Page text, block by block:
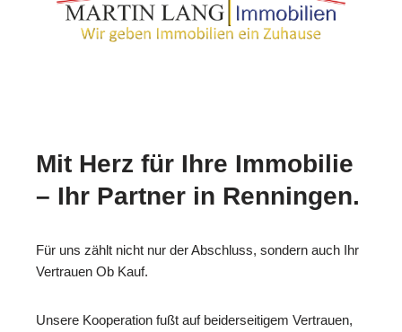
Mit Herz für Ihre Immobilie
– Ihr Partner in Renningen.
Für uns zählt nicht nur der Abschluss, sondern auch Ihr
Vertrauen Ob Kauf.
Unsere Kooperation fußt auf beiderseitigem Vertrauen,